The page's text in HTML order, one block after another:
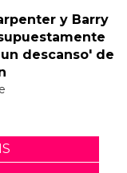
y Barry
descanso' de